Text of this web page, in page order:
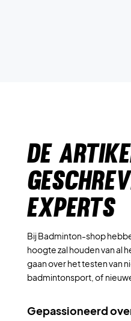
DE
EXPERTS
Bij Badminton-shop
hoogte zal houden van al
gaan over het testen van
badmintonsport, of
Gepassioneerd